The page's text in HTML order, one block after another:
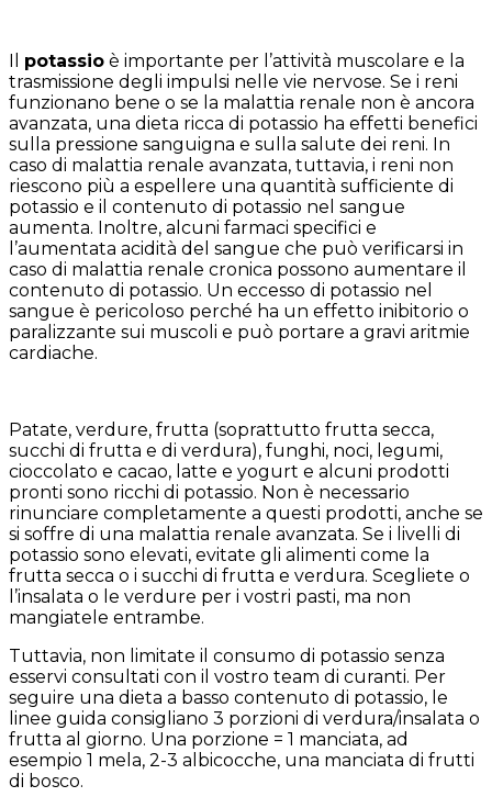
potassio è importante per l’attività muscolare e la
trasmissione degli impulsi nelle vie nervose. Se i reni
funzionano bene o se la malattia renale non è ancora
avanzata, una dieta ricca di potassio ha effetti benefici
sulla pressione sanguigna e sulla salute dei reni. In
caso di malattia renale avanzata, tuttavia, i reni non
riescono più a espellere una quantità sufficiente di
potassio e il contenuto di potassio nel sangue
aumenta. Inoltre, alcuni farmaci specifici e
l’aumentata acidità del sangue che può verificarsi in
caso di malattia renale cronica possono aumentare il
contenuto di potassio. Un eccesso di potassio nel
sangue è pericoloso perché ha un effetto inibitorio o
paralizzante sui muscoli e può portare a gravi aritmie
cardiache.
Patate, verdure, frutta (soprattutto frutta secca,
succhi di frutta e di verdura), funghi, noci, legumi,
cioccolato e cacao, latte e yogurt e alcuni prodotti
pronti sono ricchi di potassio. Non è necessario
rinunciare completamente a questi prodotti, anche se
si soffre di una malattia renale avanzata. Se i livelli di
potassio sono elevati, evitate gli alimenti come la
frutta secca o i succhi di frutta e verdura. Scegliete o
l’insalata o le verdure per i vostri pasti, ma non
mangiatele entrambe.
Tuttavia, non limitate il consumo di potassio senza
esservi consultati con il vostro team di curanti. Per
seguire una dieta a basso contenuto di potassio, le
linee guida consigliano 3 porzioni di verdura/insalata o
frutta al giorno. Una porzione = 1 manciata, ad
esempio 1 mela, 2-3 albicocche, una manciata di frutti
di bosco.